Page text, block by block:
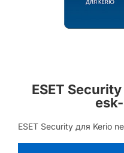
ESET
ESET Security для Kerio